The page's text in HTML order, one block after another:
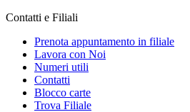
Contatti e Filiali
Prenota appuntamento in filiale
Lavora con Noi
Numeri utili
Contatti
Blocco carte
Trova Filiale